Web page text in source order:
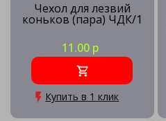
Чехол для лезвий
коньков (пара) ЧДК/1
11.00 р
Купить в 1 клик